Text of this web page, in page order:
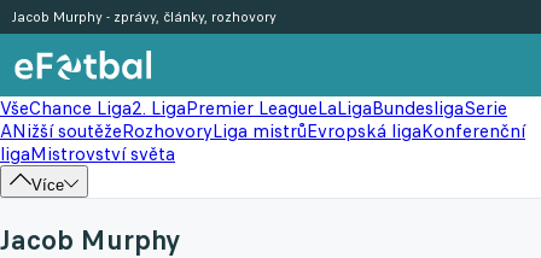
VšeChance Liga2. LigaPremier LeagueLaLigaBundesligaSerie
ANižší soutěžeRozhovoryLiga mistrůEvropská ligaKonferenční
ligaMistrovství světa
Více
Jacob Murphy - zprávy, články, rozhovory
Jacob Murphy